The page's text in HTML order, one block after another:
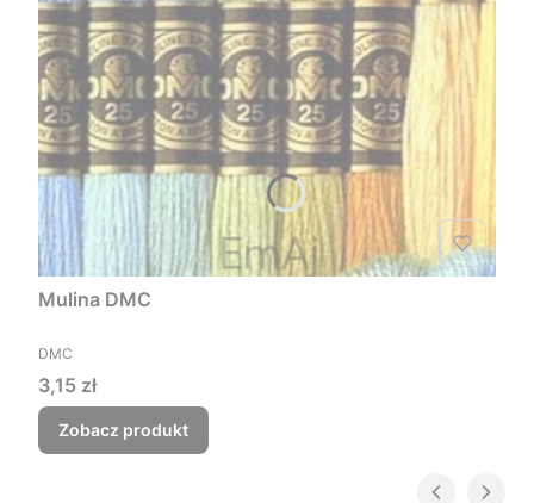
Mulina DMC
PRODUCENT
DMC
Cena
3,15 zł
Zobacz produkt